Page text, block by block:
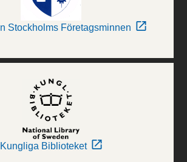
Stockholms Företagsminnen
Kungliga Biblioteket